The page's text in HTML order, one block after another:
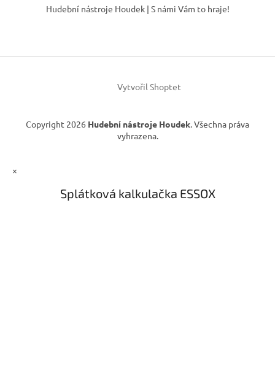
a
r
k
y
p
i
í
Hudební nástroje Houdek | S námi Vám to hraje!
Vytvořil Shoptet
Copyright 2026 Hudební nástroje Houdek. Všechna práva
vyhrazena.
×
Splátková kalkulačka ESSOX